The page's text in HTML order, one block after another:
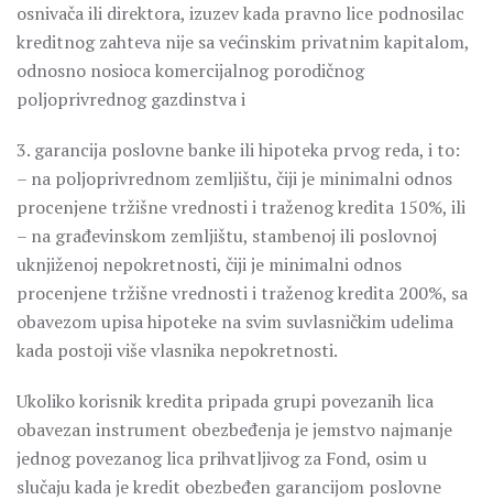
osnivača ili direktora, izuzev kada pravno lice podnosilac
kreditnog zahteva nije sa većinskim privatnim kapitalom,
odnosno nosioca komercijalnog porodičnog
poljoprivrednog gazdinstva i
3. garancija poslovne banke ili hipoteka prvog reda, i to:
– na poljoprivrednom zemljištu, čiji je minimalni odnos
procenjene tržišne vrednosti i traženog kredita 150%, ili
– na građevinskom zemljištu, stambenoj ili poslovnoj
uknjiženoj nepokretnosti, čiji je minimalni odnos
procenjene tržišne vrednosti i traženog kredita 200%, sa
obavezom upisa hipoteke na svim suvlasničkim udelima
kada postoji više vlasnika nepokretnosti.
Ukoliko korisnik kredita pripada grupi povezanih lica
obavezan instrument obezbeđenja je jemstvo najmanje
jednog povezanog lica prihvatljivog za Fond, osim u
slučaju kada je kredit obezbeđen garancijom poslovne